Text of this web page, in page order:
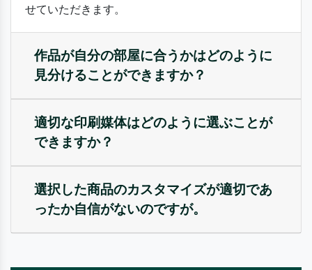
せていただきます。
作品が自分の部屋に合うかはどのように
見分けることができますか？
適切な印刷媒体はどのように選ぶことが
できますか？
選択した商品のカスタマイズが適切であ
ったか自信がないのですが。